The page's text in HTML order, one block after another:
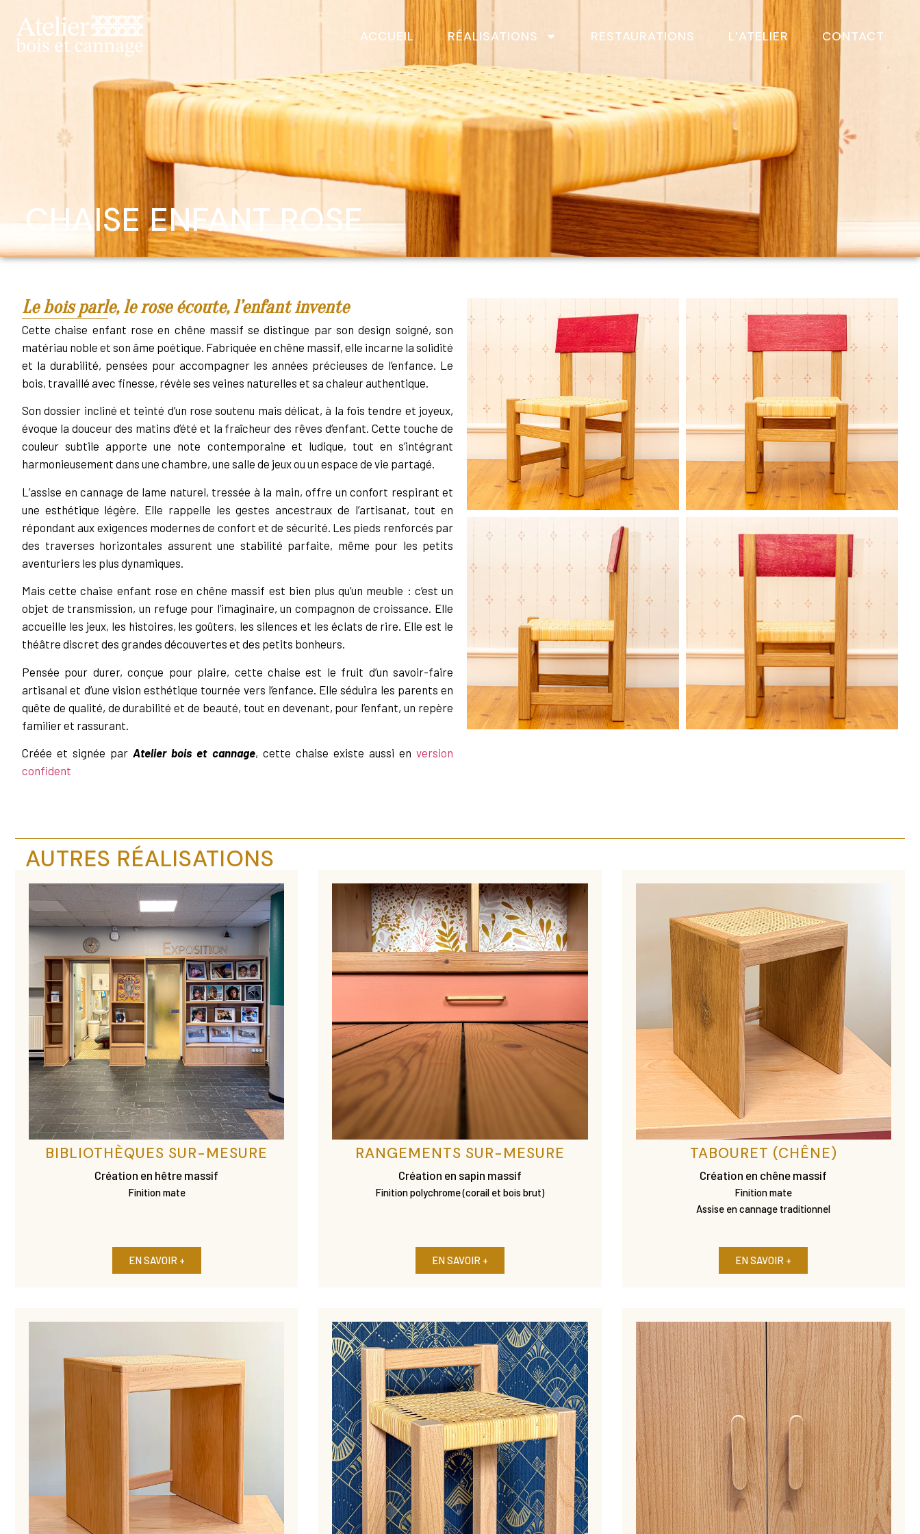
ACCUEIL RÉALISATIONS RESTAURATIONS L’ATELIER CONTACT
CHAISE ENFANT ROSE
Le bois parle, le rose écoute, l’enfant invente
Cette chaise enfant rose en chêne massif se distingue par son design soigné, son
matériau noble et son âme poétique. Fabriquée en chêne massif, elle incarne la solidité
et la durabilité, pensées pour accompagner les années précieuses de l’enfance. Le
bois, travaillé avec finesse, révèle ses veines naturelles et sa chaleur authentique.
Son dossier incliné et teinté d’un rose soutenu mais délicat, à la fois tendre et joyeux,
évoque la douceur des matins d’été et la fraîcheur des rêves d’enfant. Cette touche de
couleur subtile apporte une note contemporaine et ludique, tout en s’intégrant
harmonieusement dans une chambre, une salle de jeux ou un espace de vie partagé.
L’assise en cannage de lame naturel, tressée à la main, offre un confort respirant et
une esthétique légère. Elle rappelle les gestes ancestraux de l’artisanat, tout en
répondant aux exigences modernes de confort et de sécurité. Les pieds renforcés par
des traverses horizontales assurent une stabilité parfaite, même pour les petits
aventuriers les plus dynamiques.
Mais cette chaise enfant rose en chêne massif est bien plus qu’un meuble : c’est un
objet de transmission, un refuge pour l’imaginaire, un compagnon de croissance. Elle
accueille les jeux, les histoires, les goûters, les silences et les éclats de rire. Elle est le
théâtre discret des grandes découvertes et des petits bonheurs.
Pensée pour durer, conçue pour plaire, cette chaise est le fruit d’un savoir-faire
artisanal et d’une vision esthétique tournée vers l’enfance. Elle séduira les parents en
quête de qualité, de durabilité et de beauté, tout en devenant, pour l’enfant, un repère
familier et rassurant.
Créée et signée par Atelier bois et cannage, cette chaise existe aussi enversion
confident
AUTRES RÉALISATIONS
BIBLIOTHÈQUES SUR-MESURE
Création en hêtre massif
Finition mate
EN SAVOIR +
RANGEMENTS SUR-MESURE
Création en sapin massif
Finition polychrome (corail et bois brut)
EN SAVOIR +
TABOURET (CHÊNE)
Création en chêne massif
Finition mate
Assise en cannage traditionnel
EN SAVOIR +